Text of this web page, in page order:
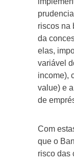
riscos na
da
elas,
variável
income),
value) e
de
Com
que o
risco das